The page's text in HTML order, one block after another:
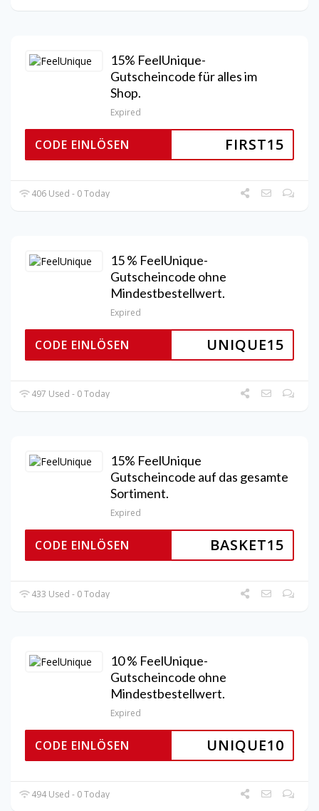
15% FeelUnique-
Gutscheincode für alles im
Shop.
Expired
FIRST15
CODE EINLÖSEN
406 Used - 0 Today
15 % FeelUnique-
Gutscheincode ohne
Mindestbestellwert.
Expired
UNIQUE15
CODE EINLÖSEN
497 Used - 0 Today
15% FeelUnique
Gutscheincode auf das gesamte
Sortiment.
Expired
BASKET15
CODE EINLÖSEN
433 Used - 0 Today
10 % FeelUnique-
Gutscheincode ohne
Mindestbestellwert.
Expired
UNIQUE10
CODE EINLÖSEN
494 Used - 0 Today